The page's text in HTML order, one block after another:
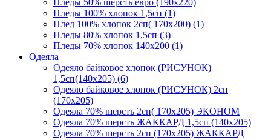
Пледы 100% хлопок 1,5сп (1)
Плед 100% хлопок 2сп( 170х200) (1)
Пледы 80% хлопок 1,5сп (3)
Пледы 70% хлопок 140х200 (1)
Одеяла
Одеяло байковое хлопок (РИСУНОК)
1,5сп(140х205) (6)
Одеяло байковое хлопок (РИСУНОК) 2сп
(170х205)
Одеяла 70% шерсть 2сп( 170х205) ЭКОНОМ
Одеяла 70% шерсть ЖАККАРД 1,5сп (140х205)
Одеяла 70% шерсть 2сп (170х205) ЖАККАРД